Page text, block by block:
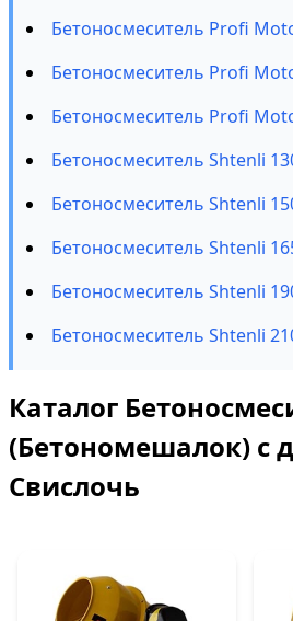
Бетоносмеситель Profi
Бетоносмеситель Profi
Бетоносмеситель Profi
Бетоносмеситель Shtenli
Бетоносмеситель Shtenli
Бетоносмеситель Shtenli
Бетоносмеситель Shtenli
Бетоносмеситель Shtenli
Каталог
(Бетономешалок) с
Свислочь